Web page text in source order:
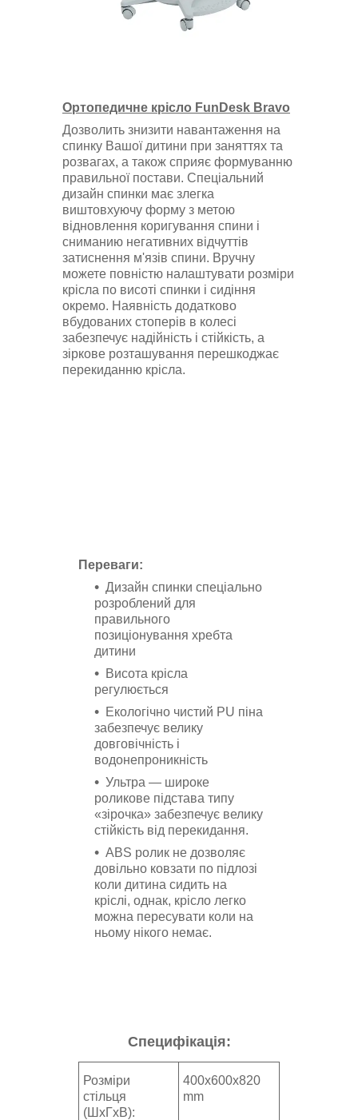
Ортопедичне крісло FunDesk Bravo
Дозволить знизити навантаження на
спинку Вашої дитини при заняттях та
розвагах, а також сприяє формуванню
правильної постави. Спеціальний
дизайн спинки має злегка
виштовхуючу форму з метою
відновлення коригування спини і
сниманию негативних відчуттів
затиснення м'язів спини. Вручну
можете повністю налаштувати розміри
крісла по висоті спинки і сидіння
окремо. Наявність додатково
вбудованих стоперів в колесі
забезпечує надійність і стійкість, а
зіркове розташування перешкоджає
перекиданню крісла.
Переваги:
Дизайн спинки спеціально
розроблений для
правильного
позиціонування хребта
дитини
Висота крісла
регулюється
Екологічно чистий PU піна
забезпечує велику
довговічність і
водонепроникність
Ультра ― широке
роликове підстава типу
«зірочка» забезпечує велику
стійкість від перекидання.
ABS ролик не дозволяє
довільно ковзати по підлозі
коли дитина сидить на
кріслі, однак, крісло легко
можна пересувати коли на
ньому нікого немає.
Специфікація:
Розміри
стільця
(ШхГхВ):
400х600х820
mm